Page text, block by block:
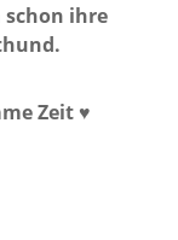
schon ihre
Zeit ♥